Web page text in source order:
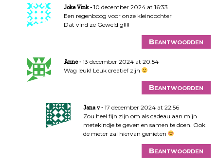
Joke Vink
10 december 2024 at 16:33
Een regenboog voor onze kleindochter
Dat vind ze Geweldig!!!!
Beantwoorden
Anne
13 december 2024 at 20:54
Wag leuk! Leuk creatief zijn
Beantwoorden
Jana v
17 december 2024 at 22:56
Zou heel fijn zijn om als cadeau aan mijn
metekindje te geven en samen te doen. Ook
de meter zal hiervan genieten
Beantwoorden